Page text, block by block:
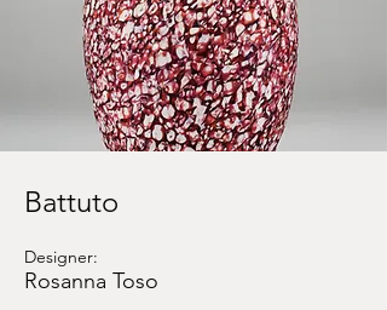
Battuto
Designer:
Rosanna Toso